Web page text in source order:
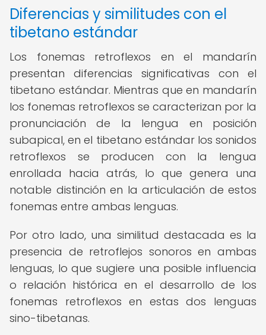
Diferencias y similitudes con el
tibetano estándar
Los fonemas retroflexos en el mandarín
presentan diferencias significativas con el
tibetano estándar. Mientras que en mandarín
los fonemas retroflexos se caracterizan por la
pronunciación de la lengua en posición
subapical, en el tibetano estándar los sonidos
retroflexos se producen con la lengua
enrollada hacia atrás, lo que genera una
notable distinción en la articulación de estos
fonemas entre ambas lenguas.
Por otro lado, una similitud destacada es la
presencia de retroflejos sonoros en ambas
lenguas, lo que sugiere una posible influencia
o relación histórica en el desarrollo de los
fonemas retroflexos en estas dos lenguas
sino-tibetanas.